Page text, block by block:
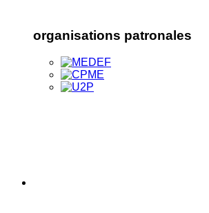
organisations patronales